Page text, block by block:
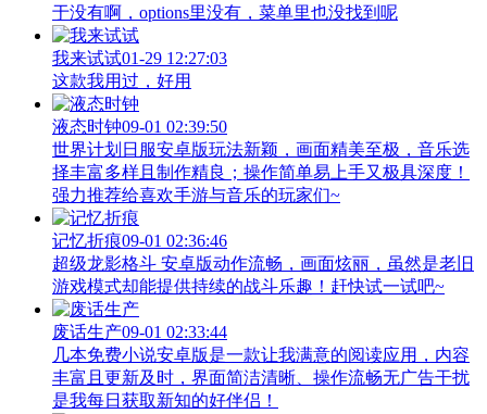
于没有啊，options里没有，菜单里也没找到呢
我来试试01-29 12:27:03
这款我用过，好用
液态时钟09-01 02:39:50
世界计划日服安卓版玩法新颖，画面精美至极，音乐选
择丰富多样且制作精良；操作简单易上手又极具深度！
强力推荐给喜欢手游与音乐的玩家们~
记忆折痕09-01 02:36:46
超级龙影格斗 安卓版动作流畅，画面炫丽，虽然是老旧
游戏模式却能提供持续的战斗乐趣！赶快试一试吧~
废话生产09-01 02:33:44
几本免费小说安卓版是一款让我满意的阅读应用，内容
丰富且更新及时，界面简洁清晰、操作流畅无广告干扰
是我每日获取新知的好伴侣！